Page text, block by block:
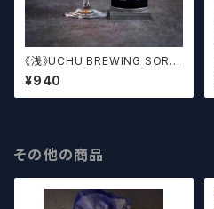
《浅》UCHU BREWING SORA
MIZU SHIZEN【クラフトビー
ル】
¥940
その他の商品